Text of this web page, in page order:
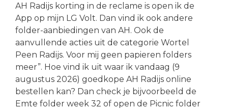
AH Radijs korting in de reclame is open ik de
App op mijn LG Volt. Dan vind ik ook andere
folder-aanbiedingen van AH. Ook de
aanvullende acties uit de categorie Wortel
Peen Radijs. Voor mij geen papieren folders
meer”. Hoe vind ik uit waar ik vandaag (9
augustus 2026) goedkope AH Radijs online
bestellen kan? Dan check je bijvoorbeeld de
Emte folder week 32 of open de Picnic folder